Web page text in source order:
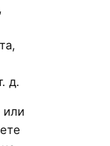
д.
или